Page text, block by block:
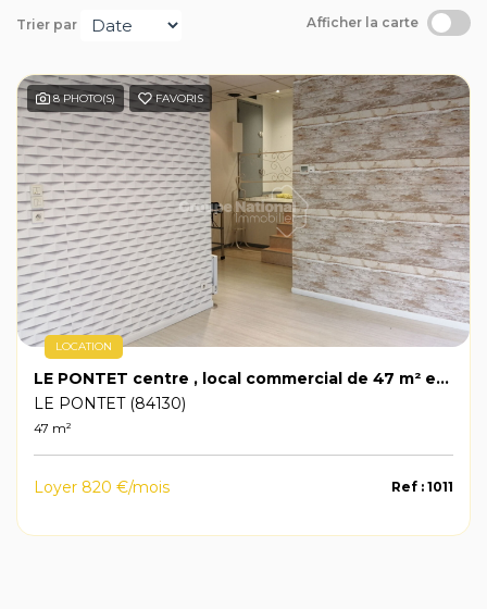
Trier par Afficher la carte
8 PHOTO(S) FAVORIS
LOCATION
LE PONTET centre , local commercial de 47 m² environ
LE PONTET (84130)
47 m²
Loyer 820 €/mois Ref : 1011